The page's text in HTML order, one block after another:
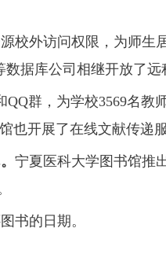
校外访问权限，为师生
数据库公司相继开放了远
群，为学校3569名教
也开展了在线文献传递服
。宁夏医科大学图书馆推
书的日期。